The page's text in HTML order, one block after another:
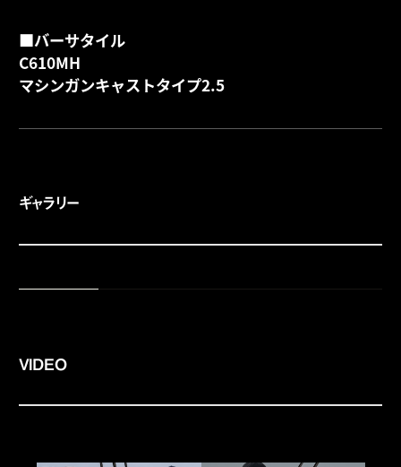
■バーサタイル
C610MH
マシンガンキャストタイプ2.5
ギャラリー
VIDEO